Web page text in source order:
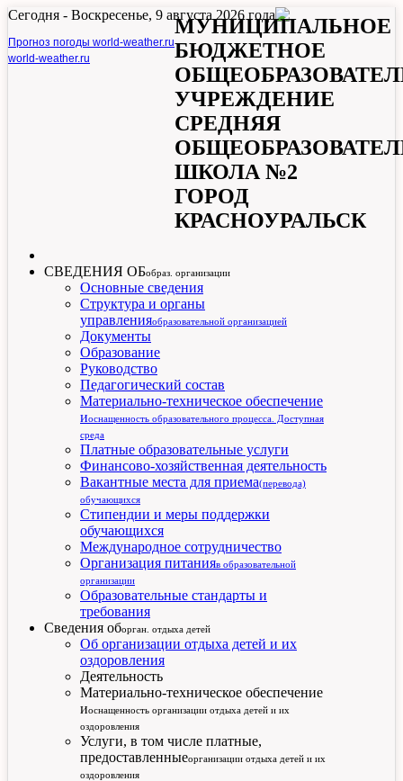
Сегодня - Воскресенье, 9 августа 2026 года
Прогноз погоды world-weather.ru
world-weather.ru
МУНИЦИПАЛЬНОЕ
БЮДЖЕТНОЕ
УЧРЕЖДЕНИЕ
СРЕДНЯЯ
ШКОЛА №2
ГОРОД
КРАСНОУРАЛЬСК
СВЕДЕНИЯ ОБобраз. организации
Основные сведения
Структура и органы
управленияобразовательной организацией
Документы
Образование
Руководство
Педагогический состав
Материально-техническое обеспечение
иоснащенность образовательного процесса. Доступная
среда
Платные образовательные услуги
Финансово-хозяйственная деятельность
Вакантные места для приема(перевода)
обучающихся
Стипендии и меры поддержки
обучающихся
Международное сотрудничество
Организация питанияв образовательной
организации
Образовательные стандарты и
требования
Сведения оборган. отдыха детей
Об организации отдыха детей и их
оздоровления
Деятельность
Материально-техническое обеспечение
иоснащенность организации отдыха детей и их
оздоровления
Услуги, в том числе платные,
предоставленныеорганизации отдыха детей и их
оздоровления